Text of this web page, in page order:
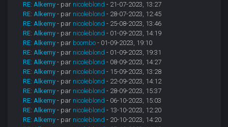
RE: Alkemy - par nicoleblond - 21-07-2023, 13:27
RE: Alkemy - par nicoleblond - 28-07-2023, 12:45
RE: Alkemy - par nicoleblond - 25-08-2023, 13:46
RE: Alkemy - par nicoleblond - 01-09-2023, 14:19
RE: Alkemy - par boombo - 01-09-2023, 19:10
RE: Alkemy - par nicoleblond - 01-09-2023, 19:31
RE: Alkemy - par nicoleblond - 08-09-2023, 14:27
RE: Alkemy - par nicoleblond - 15-09-2023, 13:28
RE: Alkemy - par nicoleblond - 22-09-2023, 14:12
RE: Alkemy - par nicoleblond - 28-09-2023, 15:37
RE: Alkemy - par nicoleblond - 06-10-2023, 15:03
RE: Alkemy - par nicoleblond - 13-10-2023, 12:20
RE: Alkemy - par nicoleblond - 20-10-2023, 14:20